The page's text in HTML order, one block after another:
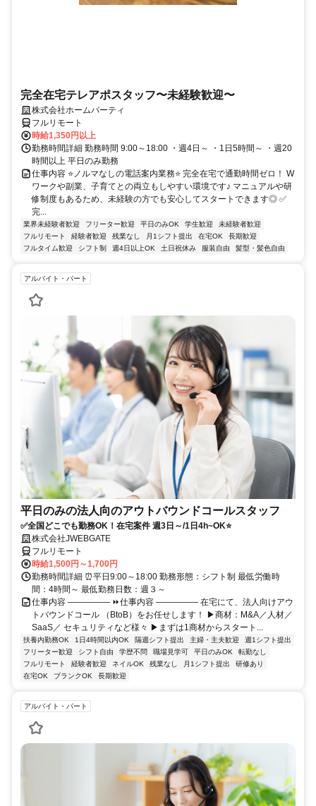
完全在宅テレアポスタッフ〜未経験歓迎〜
株式会社ホームパーティ
フルリモート
時給1,350円以上
勤務時間詳細 勤務時間 9:00～18:00 ・週4日～ ・1日5時間～ ・週20
時間以上 平日のみ勤務
仕事内容 ⭐ノルマなしの電話案内業務⭐ 完全在宅で通勤時間ゼロ！ W
ワークや副業、子育てとの両立もしやすい環境です♪ マニュアルや研
修制度もあるため、未経験の方でも安心してスタートできます◎ ✅
完...
業界未経験者歓迎 フリーター歓迎 平日のみOK 学生歓迎
未経験者歓迎
フルリモート
経験者歓迎 残業なし 月1シフト提出 在宅OK
長期歓迎
フルタイム歓迎
シフト制 週4日以上OK 土日祝休み 服装自由 髪型・髪色自由
アルバイト・パート
平日のみの法人向のアウトバウンドコールスタッフ
✅全国どこでも勤務OK！在宅案件 週3日～/1日4h~OK⭐
株式会社JWEBGATE
フルリモート
時給1,500円～1,700円
勤務時間詳細 ⏰平日9:00～18:00 勤務形態：シフト制 最低労働時
間：4時間～ 最低勤務日数：週３～
仕事内容 ――――― ⏩仕事内容 ――――― 在宅にて、法人向けアウ
トバウンドコール （BtoB）をお任せします！ ▶商材：M&A／人材／
SaaS／ セキュリティなど様々 ▶まずは1商材からスタート...
扶養内勤務OK 1日4時間以内OK 隔週シフト提出 主婦・主夫歓迎
週1シフト提出
フリーター歓迎
シフト自由 学歴不問 職場見学可 平日のみOK
転勤なし
フルリモート
経験者歓迎 ネイルOK 残業なし 月1シフト提出
研修あり
在宅OK
ブランクOK 長期歓迎
アルバイト・パート